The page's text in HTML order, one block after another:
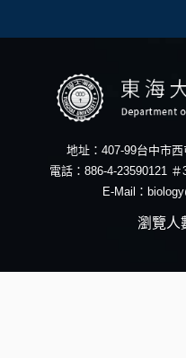
地址：407-99台中市
電話：886-4-23590121
E-Mail：
瀏覽人